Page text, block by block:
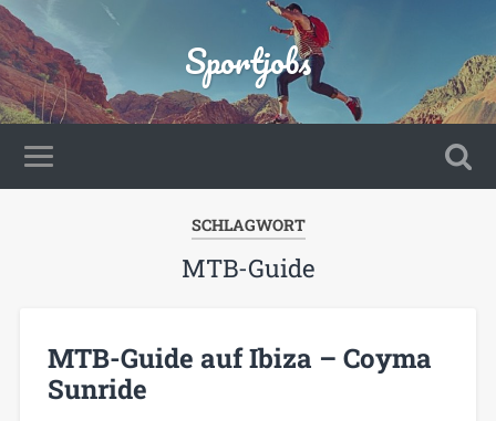
Sportjobs
SCHLAGWORT
MTB-Guide
MTB-Guide auf Ibiza – Coyma
Sunride